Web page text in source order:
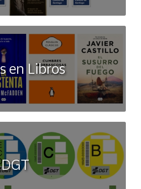
en Libros